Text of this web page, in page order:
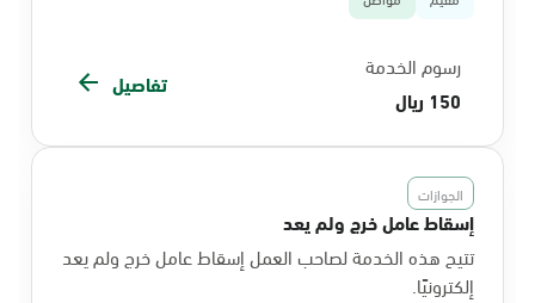
رسوم الخدمة
150 ريال
تفاصيل
الجوازات
إسقاط عامل خرج ولم يعد
تتيح هذه الخدمة لصاحب العمل إسقاط عامل خرج ولم يعد
إلكترونيًا.